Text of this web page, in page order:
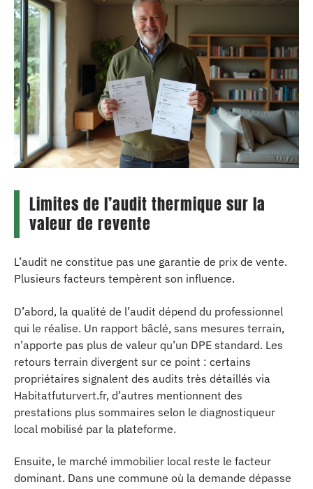
Limites de l’audit thermique sur la
valeur de revente
L’audit ne constitue pas une garantie de prix de vente.
Plusieurs facteurs tempèrent son influence.
D’abord, la qualité de l’audit dépend du professionnel
qui le réalise. Un rapport bâclé, sans mesures terrain,
n’apporte pas plus de valeur qu’un DPE standard. Les
retours terrain divergent sur ce point : certains
propriétaires signalent des audits très détaillés via
Habitatfuturvert.fr, d’autres mentionnent des
prestations plus sommaires selon le diagnostiqueur
local mobilisé par la plateforme.
Ensuite, le marché immobilier local reste le facteur
dominant. Dans une commune où la demande dépasse